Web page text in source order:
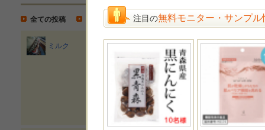
注目の無料モニター・サンプル
全ての投稿 モニター投稿 イベント紹介
ミルク ユーグレナ
先日届いたユーグレナ試してみました最近注目のユーグレナ別
うので、気になっていたんです緑の粉なんですが、ヨーグルト
スが黒くなっちゃいましたダイエットの実感は有りませんが